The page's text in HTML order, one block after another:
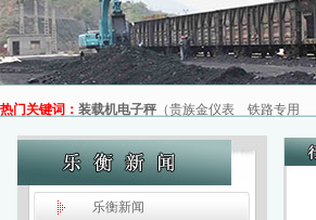
热门关键词： 装载机电子秤（贵族金仪表 铁路专用
乐衡新闻